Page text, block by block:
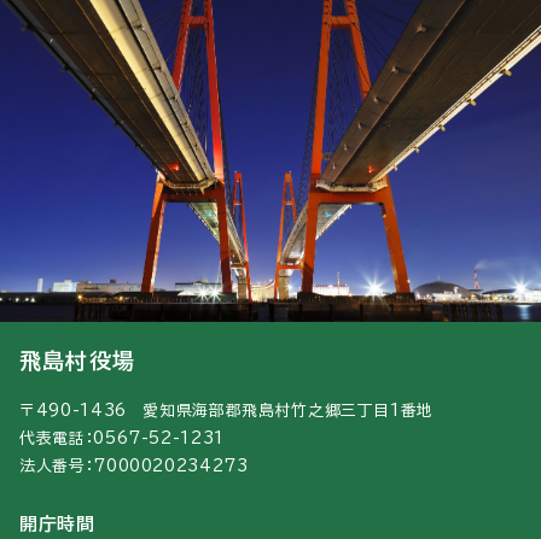
飛島村役場
〒490-1436 愛知県海部郡飛島村竹之郷三丁目1番地
代表電話：0567-52-1231
法人番号：7000020234273
開庁時間